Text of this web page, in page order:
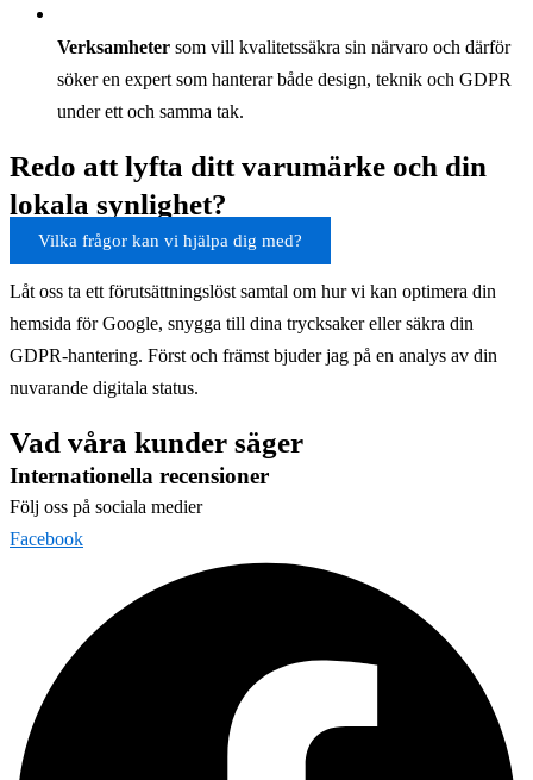
Verksamheter som vill kvalitetssäkra sin närvaro och därför
söker en expert som hanterar både design, teknik och GDPR
under ett och samma tak.
Redo att lyfta ditt varumärke och din
lokala synlighet?
Vilka frågor kan vi hjälpa dig med?
Låt oss ta ett förutsättningslöst samtal om hur vi kan optimera din
hemsida för Google, snygga till dina trycksaker eller säkra din
GDPR-hantering. Först och främst bjuder jag på en analys av din
nuvarande digitala status.
Vad våra kunder säger
Internationella recensioner
Följ oss på sociala medier
Facebook